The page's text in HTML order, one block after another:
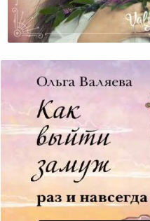
Мама